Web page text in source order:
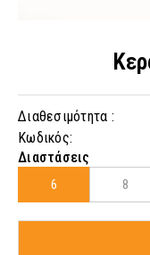
Διαθεσιμότητα :
Κωδικός:
Διαστάσεις
6 8